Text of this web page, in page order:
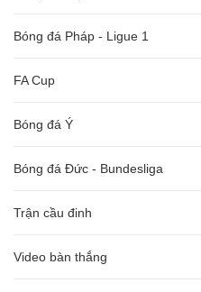
Bóng đá Pháp - Ligue 1
FA Cup
Bóng đá Ý
Bóng đá Đức - Bundesliga
Trận cầu đinh
Video bàn thắng